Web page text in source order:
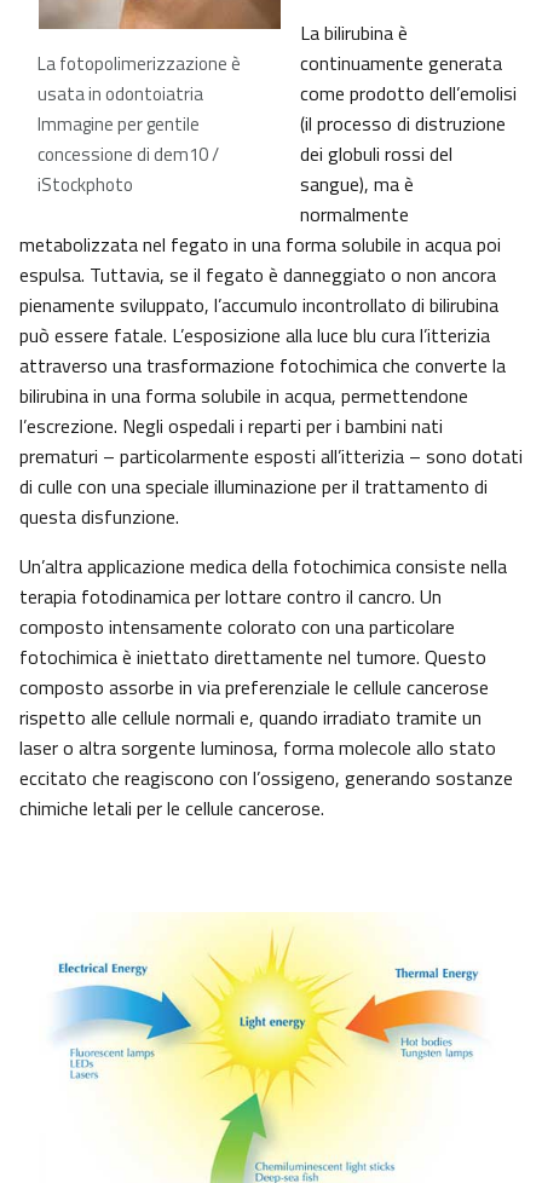
La fotopolimerizzazione è
usata in odontoiatria
Immagine per gentile
concessione di dem10 /
iStockphoto
La bilirubina è
continuamente generata
come prodotto dell’emolisi
(il processo di distruzione
dei globuli rossi del
sangue), ma è
normalmente
metabolizzata nel fegato in una forma solubile in acqua poi
espulsa. Tuttavia, se il fegato è danneggiato o non ancora
pienamente sviluppato, l’accumulo incontrollato di bilirubina
può essere fatale. L’esposizione alla luce blu cura l’itterizia
attraverso una trasformazione fotochimica che converte la
bilirubina in una forma solubile in acqua, permettendone
l’escrezione. Negli ospedali i reparti per i bambini nati
prematuri – particolarmente esposti all’itterizia – sono dotati
di culle con una speciale illuminazione per il trattamento di
questa disfunzione.
Un’altra applicazione medica della fotochimica consiste nella
terapia fotodinamica per lottare contro il cancro. Un
composto intensamente colorato con una particolare
fotochimica è iniettato direttamente nel tumore. Questo
composto assorbe in via preferenziale le cellule cancerose
rispetto alle cellule normali e, quando irradiato tramite un
laser o altra sorgente luminosa, forma molecole allo stato
eccitato che reagiscono con l’ossigeno, generando sostanze
chimiche letali per le cellule cancerose.